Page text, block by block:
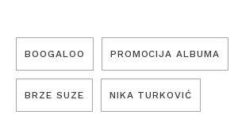
BOOGALOO PROMOCIJA ALBUMA
BRZE SUZE NIKA TURKOVIĆ